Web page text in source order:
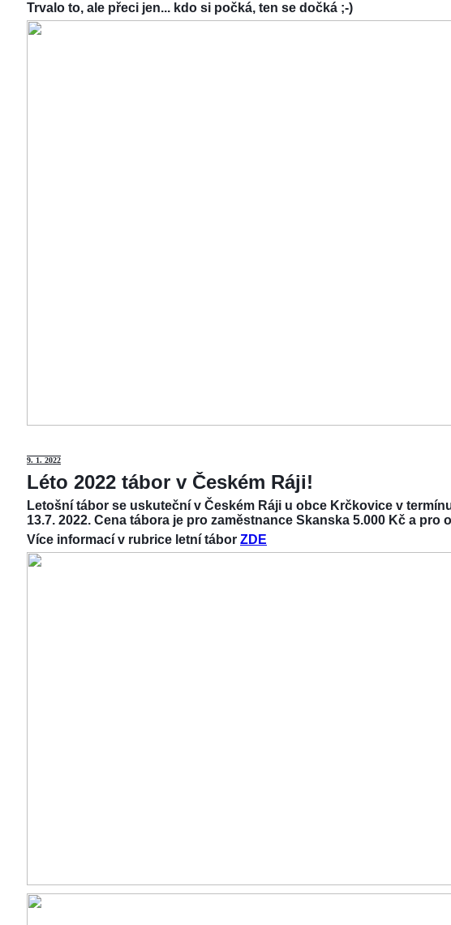
Trvalo to, ale přeci jen... kdo si počká, ten se dočká ;-)
9. 1. 2022
Léto 2022 tábor v Českém Ráji!
Letošní tábor se uskuteční v Českém Ráji u obce Krčkovice v
13.7. 2022. Cena tábora je pro zaměstnance Skanska 5.000 Kč a pro
Více informací v rubrice letní tábor ZDE